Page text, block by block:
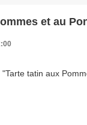
et au